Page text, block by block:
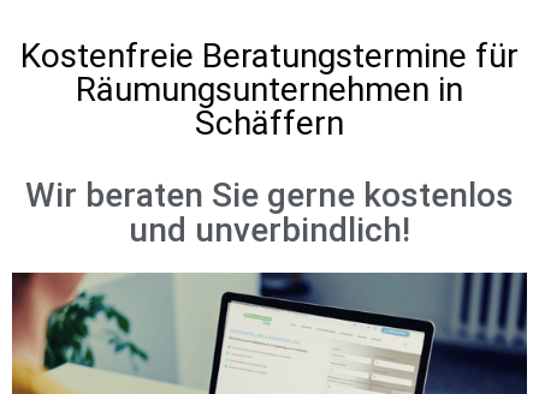
Kostenfreie Beratungstermine für
Räumungsunternehmen in
Schäffern
Wir beraten Sie gerne kostenlos
und unverbindlich!